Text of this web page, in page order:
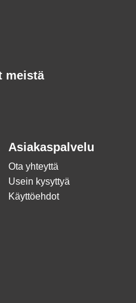
meistä
Asiakaspalvelu
Ota yhteyttä
Usein kysyttyä
Käyttöehdot